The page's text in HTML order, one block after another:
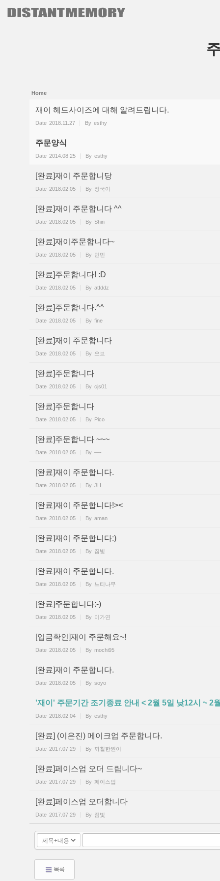
본문으로 바로가기
Home
재이 헤드사이즈에 대해 알려드립니다.
Date 2018.11.27 By esthy
주문양식
Date 2014.08.25 By esthy
[완료]재이 주문합니당
Date 2018.02.05 By 정국아
[완료]재이 주문합니다 ^^
Date 2018.02.05 By Shin
[완료]재이주문합니다~
Date 2018.02.05 By 민민
[완료]주문합니다! :D
Date 2018.02.05 By atfddz
[완료]주문합니다.^^
Date 2018.02.05 By fine
[완료]재이 주문합니다
Date 2018.02.05 By 오브
[완료]주문합니다
Date 2018.02.05 By cjs01
[완료]주문합니다
Date 2018.02.05 By Pico
[완료]주문합니다 ~~~
Date 2018.02.05 By —-
[완료]재이 주문합니다.
Date 2018.02.05 By JH
[완료]재이 주문합니다!><
Date 2018.02.05 By aman
[완료]재이 주문합니다:)
Date 2018.02.05 By 짐빛
[완료]재이 주문합니다.
Date 2018.02.05 By 느티나무
[완료]주문합니다:-)
Date 2018.02.05 By 이가연
[입금확인]재이 주문해요~!
Date 2018.02.05 By mochi95
[완료]재이 주문합니다.
Date 2018.02.05 By soyo
'재이' 주문기간 조기종료 안내 < 2월 5일 낮12시 ~ 2
Date 2018.02.04 By esthy
[완료] (이은진) 메이크업 주문합니다.
Date 2017.07.29 By 까칠한찐이
[완료]페이스업 오더 드립니다~
Date 2017.07.29 By 페이스업
[완료]페이스업 오더합니다
Date 2017.07.29 By 짐빛
목록
Sketchbook5, 스케치북5